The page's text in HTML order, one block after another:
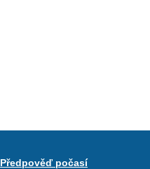
Předpověď počasí